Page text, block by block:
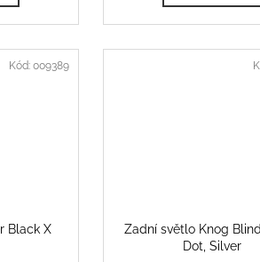
Black X
Kód:009389
Zadní světlo Knog
Dot, Silver